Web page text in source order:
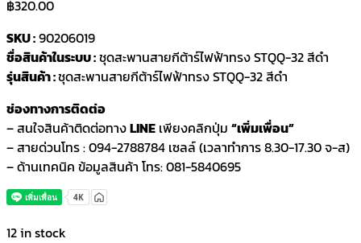
฿320.00
SKU :90206019
ชื่อสินค้าในระบบ :ชุดสะพานสายกีต้าร์ไฟฟ้าทรง STQQ-32 สีดำ
รุ่นสินค้า :ชุดสะพานสายกีต้าร์ไฟฟ้าทรง STQQ-32 สีดำ
ช่องทางการติดต่อ
– สนใจสินค้าติดต่อทางLINE เพียงคลิกปุ่ม “เพิ่มเพื่อน”
– สายด่วนโทร : 094-2788784 เซลล์ (เวลาทำการ 8.30-17.30 จ-ส)
– ด้านเทคนิค ข้อมูลสินค้า โทร: 081-5840695
12 in stock